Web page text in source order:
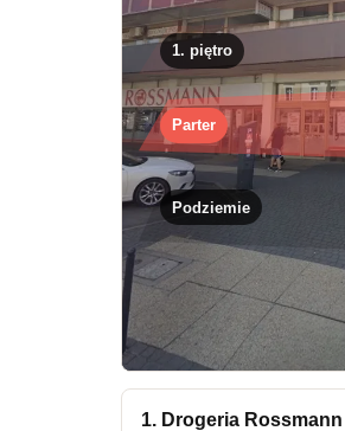
1. piętro
Parter
Podziemie
1. Drogeria Rossmann